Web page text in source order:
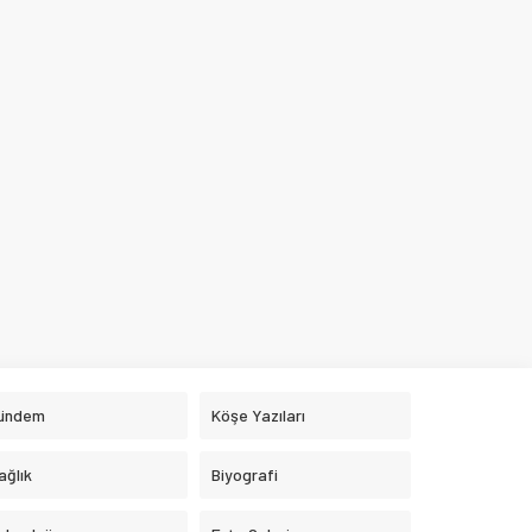
Köşe Yazıları
Biyografi